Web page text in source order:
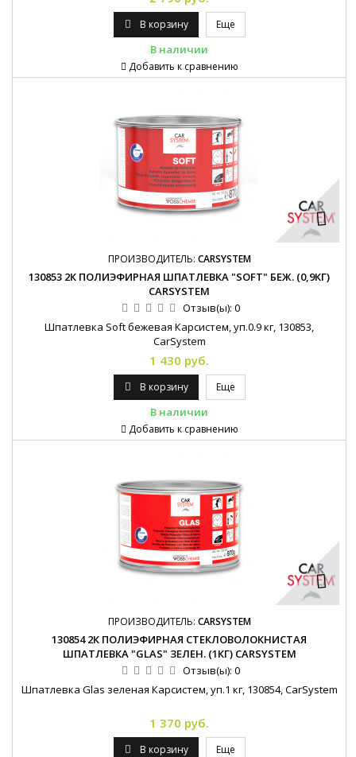
В корзину Еще
В наличии
Добавить к сравнению
ПРОИЗВОДИТЕЛЬ: CARSYSTEM
130853 2К ПОЛИЭФИРНАЯ ШПАТЛЕВКА "SOFT" БЕЖ. (0,9КГ)
CARSYSTEM
Отзыв(ы): 0
Шпатлевка Soft бежевая Карсистем, уп.0.9 кг, 130853,
CarSystem
1 430 руб.
В корзину Еще
В наличии
Добавить к сравнению
ПРОИЗВОДИТЕЛЬ: CARSYSTEM
130854 2К ПОЛИЭФИРНАЯ СТЕКЛОВОЛОКНИСТАЯ
ШПАТЛЕВКА "GLAS" ЗЕЛЕН. (1КГ) CARSYSTEM
Отзыв(ы): 0
Шпатлевка Glas зеленая Карсистем, уп.1 кг, 130854, CarSystem
1 370 руб.
В корзину Еще